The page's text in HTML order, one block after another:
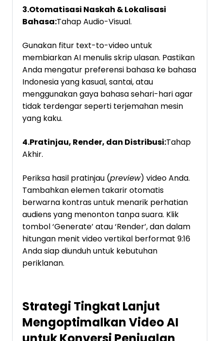
3.Otomatisasi Naskah & Lokalisasi
Bahasa:Tahap Audio-Visual.
Gunakan fitur text-to-video untuk
membiarkan AI menulis skrip ulasan. Pastikan
Anda mengatur preferensi bahasa ke bahasa
Indonesia yang kasual, santai, atau
menggunakan gaya bahasa sehari-hari agar
tidak terdengar seperti terjemahan mesin
yang kaku.
4.Pratinjau, Render, dan Distribusi:Tahap
Akhir.
Periksa hasil pratinjau (preview) video Anda.
Tambahkan elemen takarir otomatis
berwarna kontras untuk menarik perhatian
audiens yang menonton tanpa suara. Klik
tombol ‘Generate’ atau ‘Render’, dan dalam
hitungan menit video vertikal berformat 9:16
Anda siap diunduh untuk kebutuhan
periklanan.
Strategi Tingkat Lanjut
Mengoptimalkan Video AI